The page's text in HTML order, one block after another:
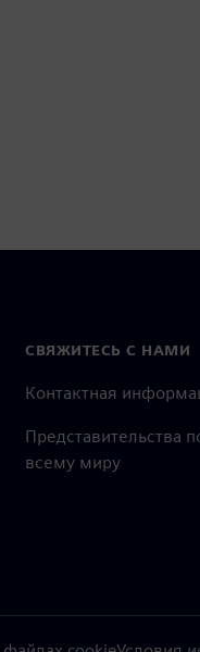
СВЯЖИТЕСЬ С НАМИ
Контактная
Представительства
всему миру